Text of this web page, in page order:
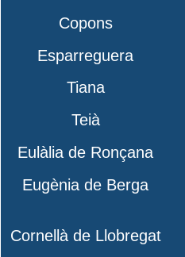
Copons
Esparreguera
Tiana
Teià
Eulàlia de Ronçana
Eugènia de Berga
Cornellà de Llobregat